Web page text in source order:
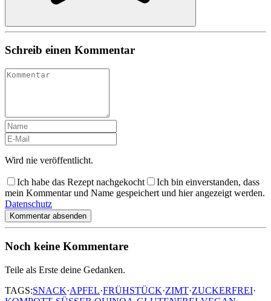
Schreib einen Kommentar
Wird nie veröffentlicht.
Ich habe das Rezept nachgekocht
Ich bin einverstanden, dass
mein Kommentar und Name gespeichert und hier angezeigt werden.
Datenschutz
Kommentar absenden
Noch keine Kommentare
Teile als Erste deine Gedanken.
TAGS:SNACK·APFEL·FRÜHSTÜCK·ZIMT·ZUCKERFREI·